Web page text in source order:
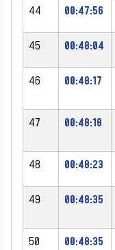
44 00:47:56
45 00:48:04
46 00:48:17
47 00:48:18
48 00:48:23
49 00:48:35
50 00:48:35